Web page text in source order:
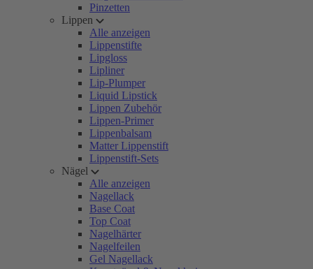
Pinzetten
Lippen
Alle anzeigen
Lippenstifte
Lipgloss
Lipliner
Lip-Plumper
Liquid Lipstick
Lippen Zubehör
Lippen-Primer
Lippenbalsam
Matter Lippenstift
Lippenstift-Sets
Nägel
Alle anzeigen
Nagellack
Base Coat
Top Coat
Nagelhärter
Nagelfeilen
Gel Nagellack